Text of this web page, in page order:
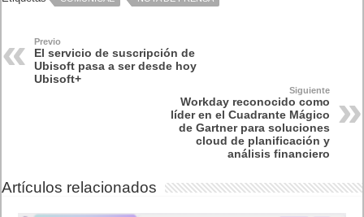
Previo
El servicio de suscripción de
Ubisoft pasa a ser desde hoy
Ubisoft+
Siguiente
Workday reconocido como
líder en el Cuadrante Mágico
de Gartner para soluciones
cloud de planificación y
análisis financiero
Artículos relacionados